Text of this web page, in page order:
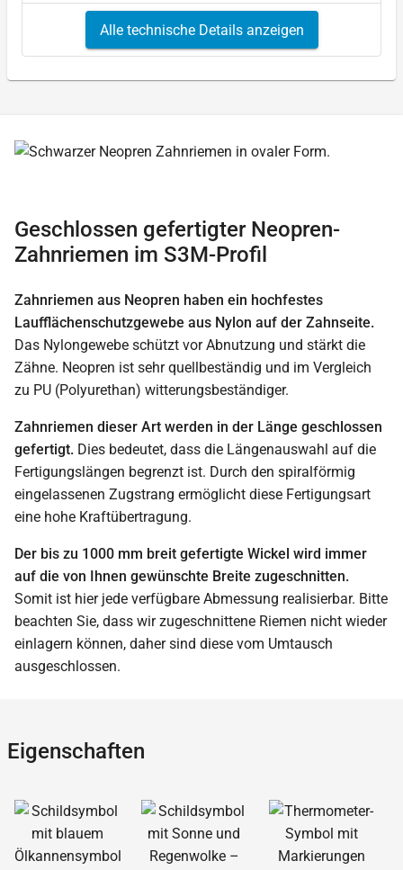
Alle technische Details anzeigen
Geschlossen gefertigter Neopren-
Zahnriemen im S3M-Profil
Zahnriemen aus Neopren haben ein hochfestes
Laufflächenschutzgewebe aus Nylon auf der Zahnseite.
Das Nylongewebe schützt vor Abnutzung und stärkt die
Zähne. Neopren ist sehr quellbeständig und im Vergleich
zu PU (Polyurethan) witterungsbeständiger.
Zahnriemen dieser Art werden in der Länge geschlossen
gefertigt. Dies bedeutet, dass die Längenauswahl auf die
Fertigungslängen begrenzt ist. Durch den spiralförmig
eingelassenen Zugstrang ermöglicht diese Fertigungsart
eine hohe Kraftübertragung.
Der bis zu 1000 mm breit gefertigte Wickel wird immer
auf die von Ihnen gewünschte Breite zugeschnitten.
Somit ist hier jede verfügbare Abmessung realisierbar. Bitte
beachten Sie, dass wir zugeschnittene Riemen nicht wieder
einlagern können, daher sind diese vom Umtausch
ausgeschlossen.
Eigenschaften